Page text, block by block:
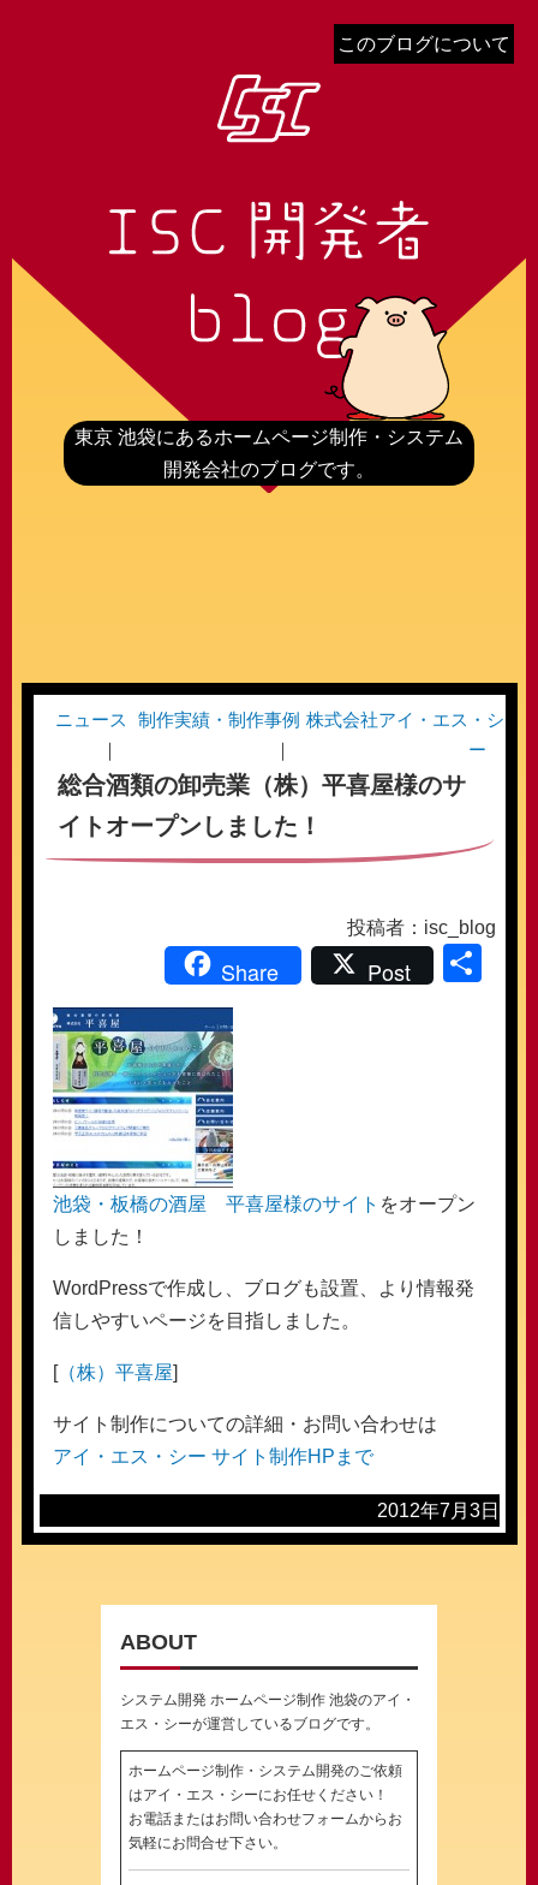
東京 池袋にあるホームページ制作・システム
開発会社のブログです。
このブログについて
ニュース 制作実績・制作事例 株式会社アイ・エス・シ
ー
総合酒類の卸売業（株）平喜屋様のサ
イトオープンしました！
投稿者：isc_blog
Share Post
共
池袋・板橋の酒屋 平喜屋様のサイト をオープン
しました！
WordPressで作成し、ブログも設置、より情報発
信しやすいページを目指しました。
[（株）平喜屋]
サイト制作についての詳細・お問い合わせは
アイ・エス・シー サイト制作HPまで
2012年7月3日
ABOUT
システム開発 ホームページ制作 池袋のアイ・
エス・シーが運営しているブログです。
ホームページ制作・システム開発のご依頼
はアイ・エス・シーにお任せください！
お電話またはお問い合わせフォームからお
気軽にお問合せ下さい。